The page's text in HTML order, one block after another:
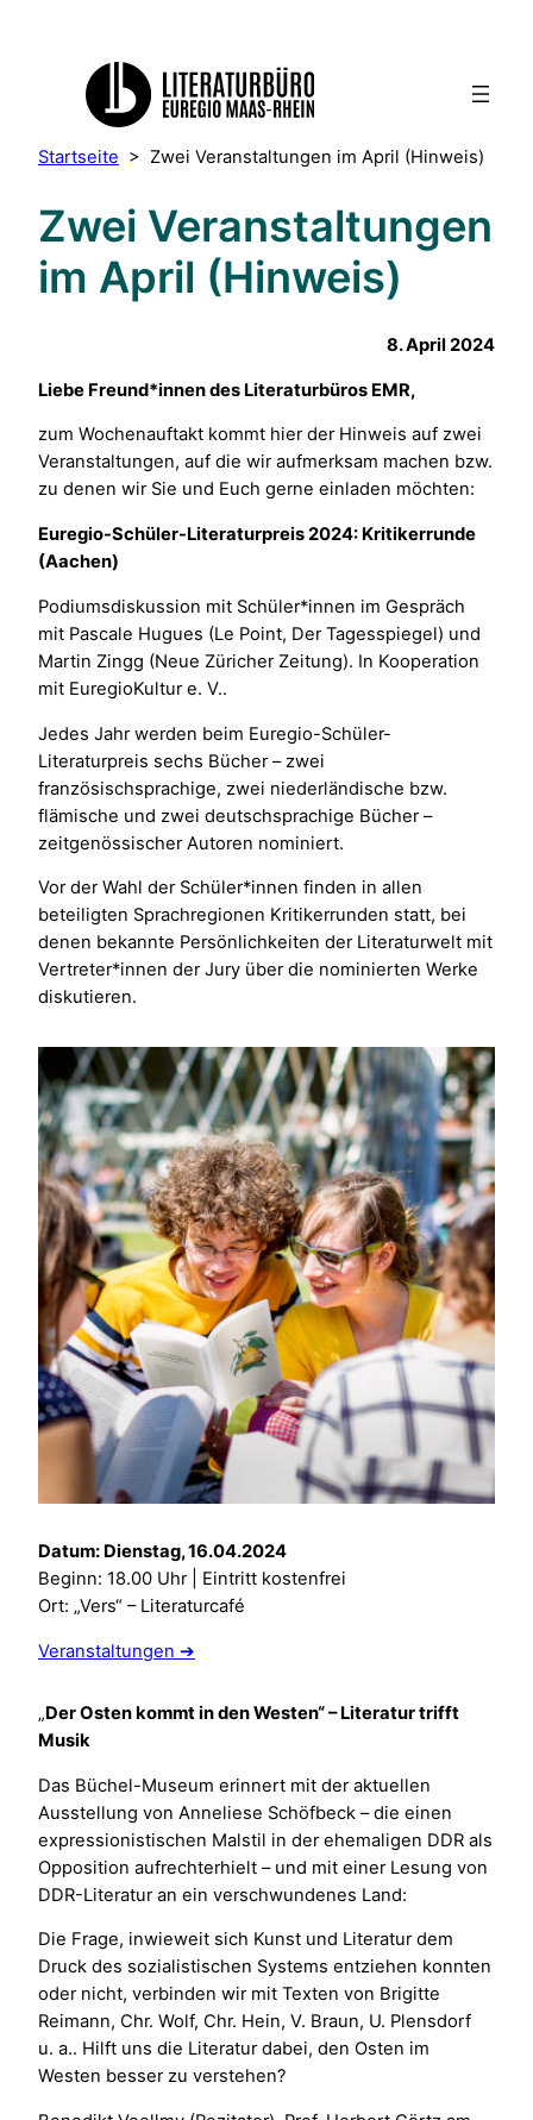
Startseite > Zwei Veranstaltungen im April (Hinweis)
Zwei Veranstaltungen
im April (Hinweis)
8. April 2024
Liebe Freund*innen des Literaturbüros EMR,
zum Wochenauftakt kommt hier der Hinweis auf zwei
Veranstaltungen, auf die wir aufmerksam machen bzw.
zu denen wir Sie und Euch gerne einladen möchten:
Euregio-Schüler-Literaturpreis 2024: Kritikerrunde
(Aachen)
Podiumsdiskussion mit Schüler*innen im Gespräch
mit Pascale Hugues (Le Point, Der Tagesspiegel) und
Martin Zingg (Neue Züricher Zeitung). In Kooperation
mit EuregioKultur e. V..
Jedes Jahr werden beim Euregio-Schüler-
Literaturpreis sechs Bücher – zwei
französischsprachige, zwei niederländische bzw.
flämische und zwei deutschsprachige Bücher –
zeitgenössischer Autoren nominiert.
Vor der Wahl der Schüler*innen finden in allen
beteiligten Sprachregionen Kritikerrunden statt, bei
denen bekannte Persönlichkeiten der Literaturwelt mit
Vertreter*innen der Jury über die nominierten Werke
diskutieren.
Datum: Dienstag, 16.04.2024
Beginn: 18.00 Uhr | Eintritt kostenfrei
Ort: „Vers“ – Literaturcafé
Veranstaltungen ➔
„Der Osten kommt in den Westen“ – Literatur trifft
Musik
Das Büchel-Museum erinnert mit der aktuellen
Ausstellung von Anneliese Schöfbeck – die einen
expressionistischen Malstil in der ehemaligen DDR als
Opposition aufrechterhielt – und mit einer Lesung von
DDR-Literatur an ein verschwundenes Land:
Die Frage, inwieweit sich Kunst und Literatur dem
Druck des sozialistischen Systems entziehen konnten
oder nicht, verbinden wir mit Texten von Brigitte
Reimann, Chr. Wolf, Chr. Hein, V. Braun, U. Plensdorf
u. a.. Hilft uns die Literatur dabei, den Osten im
Westen besser zu verstehen?